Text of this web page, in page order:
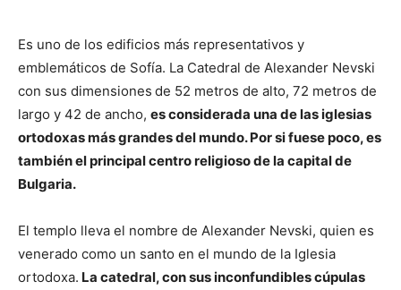
Es uno de los edificios más representativos y
emblemáticos de Sofía. La Catedral de Alexander Nevski
con sus dimensiones de 52 metros de alto, 72 metros de
largo y 42 de ancho, es considerada una de las iglesias
ortodoxas más grandes del mundo. Por si fuese poco, es
también el principal centro religioso de la capital de
Bulgaria.
El templo lleva el nombre de Alexander Nevski, quien es
venerado como un santo en el mundo de la Iglesia
ortodoxa. La catedral, con sus inconfundibles cúpulas